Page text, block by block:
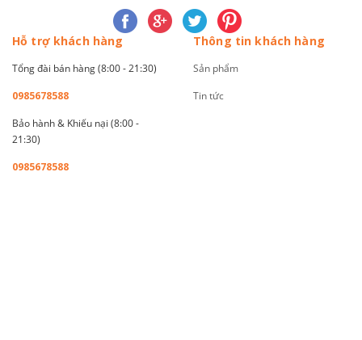
Hỗ trợ khách hàng
Tổng đài bán hàng (8:00 - 21:30)
0985678588
Bảo hành & Khiếu nại (8:00 -
21:30)
0985678588
Thông tin khách hàng
Sản phẩm
Tin tức